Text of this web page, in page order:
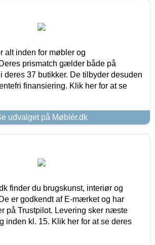
alt inden for møbler og
prismatch gælder både på
deres 37 butikker. De tilbyder desuden
finansiering. Klik her for at se
udvalget på Møblér.dk
finder du brugskunst, interiør og
er godkendt af E-mærket og har
på Trustpilot. Levering sker næste
inden kl. 15. Klik her for at se deres